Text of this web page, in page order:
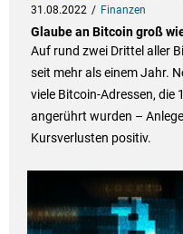
31.08.2022 Finanzen
Glaube an Bitcoin groß
Auf rund zwei Drittel aller
seit mehr als einem Jahr.
viele Bitcoin-Adressen, die
angerührt wurden –
Kursverlusten positiv.